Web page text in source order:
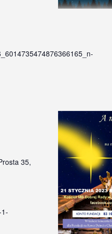
35,